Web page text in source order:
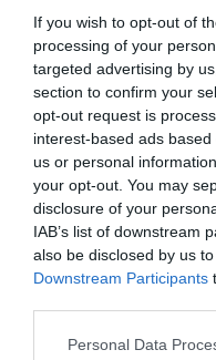
If you wish to opt-out of
processing of your
targeted advertising by
section to confirm your
opt-out request is
interest-based ads
us or personal
your opt-out. You may
disclosure of your
IAB’s list of downstream
also be disclosed by us
Downstream Participants
Please note that this
Personal Data
IDŐJÁRÁS